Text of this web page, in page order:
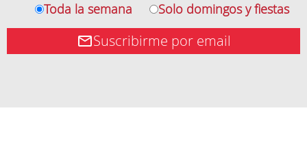
Toda la semana
Solo domingos y fiestas
Suscribirme por email